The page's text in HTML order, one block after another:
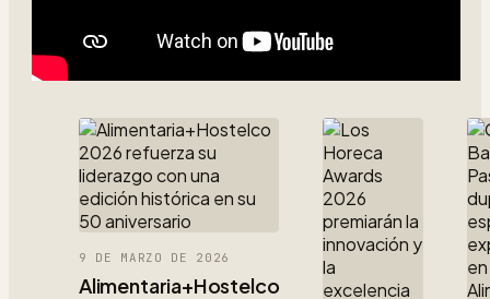
leyendo
9 DE MARZO DE 2026
Alimentaria+Hostelco